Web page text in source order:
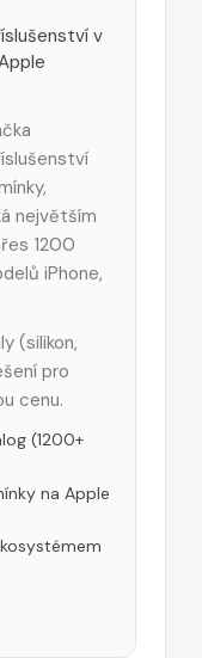
v
největším
1200
iPhone,
(silikon,
pro
cenu.
(1200+
na Apple